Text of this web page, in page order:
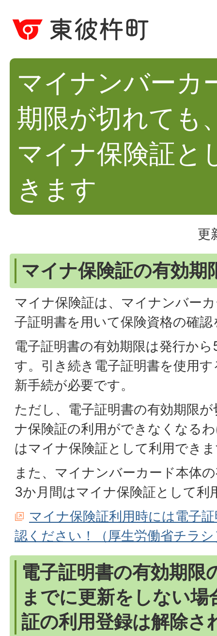
マイナンバーカ
期限が切れても
マイナ保険証と
きます
更
マイナ保険証の有効期
マイナ保険証は、マイナンバー
子証明書を用いて保険資格の確
電子証明書の有効期限は発行か
す。引き続き電子証明書を使用
新手続が必要です。
ただし、電子証明書の有効期限
ナ保険証の利用ができなくなる
はマイナ保険証として利用でき
また、マイナンバーカード本体
3か月間はマイナ保険証として利
マイナ保険証利用時には電子
認ください！（厚生労働省チラシ
電子証明書の有効期限
までに更新をしない場
証の利用登録は解除さ